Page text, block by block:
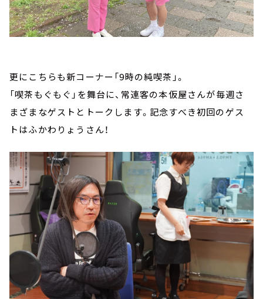
更にこちらも新コーナー「9時の純喫茶」。
「喫茶もぐもぐ」を舞台に、常連客の本仮屋さんが毎週さ
まざまなゲストとトークします。記念すべき初回のゲス
トはふかわりょうさん！